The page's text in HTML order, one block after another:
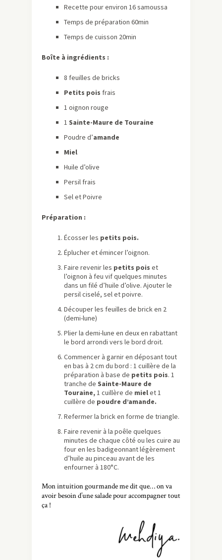
Recette pour environ 16 samoussa
Temps de préparation 60min
Temps de cuisson 20min
Boîte à ingrédients :
8 feuilles de bricks
Petits pois frais
1 oignon rouge
1 Sainte-Maure de Touraine
Poudre d’amande
Miel
Huile d’olive
Persil frais
Sel et Poivre
Préparation :
Écosser les petits pois.
Éplucher et émincer l’oignon.
Faire revenir les petits pois et
l’oignon à feu vif quelques minutes
dans un filé d’huile d’olive. Ajouter le
persil ciselé, sel et poivre.
Découper les feuilles de brick en 2
(demi-lune)
Plier la demi-lune en deux en rabattant
le bord arrondi vers le bord droit.
Commencer à garnir en déposant tout
en bas à 2 cm du bord : 1 cuillère de la
préparation à base de petits pois. 1
tranche de Sainte-Maure de
Touraine,1 cuillère de mielet 1
cuillère de poudre d’amande.
Refermer la brick en forme de triangle.
Faire revenir à la poêle quelques
minutes de chaque côté ou les cuire au
four en les badigeonnant légèrement
d’huile au pinceau avant de les
enfourner à 180°C.
Mon intuition gourmande me dit que… on va
avoir besoin d’une salade pour accompagner tout
ça !